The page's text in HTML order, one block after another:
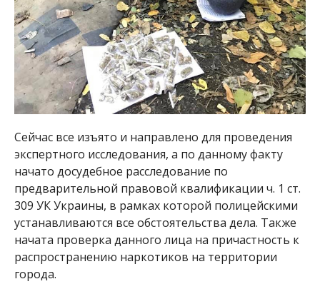
Сейчас все изъято и направлено для проведения
экспертного исследования, а по данному факту
начато досудебное расследование по
предварительной правовой квалификации ч. 1 ст.
309 УК Украины, в рамках которой полицейскими
устанавливаются все обстоятельства дела. Также
начата проверка данного лица на причастность к
распространению наркотиков на территории
города.